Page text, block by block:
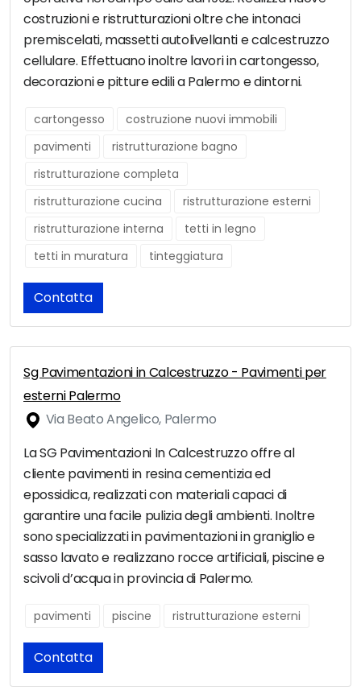
costruzioni e ristrutturazioni oltre che intonaci
premiscelati, massetti autolivellanti e calcestruzzo
cellulare. Effettuano inoltre lavori in cartongesso,
decorazioni e pitture edili a Palermo e dintorni.
cartongesso
costruzione nuovi immobili
pavimenti
ristrutturazione bagno
ristrutturazione completa
ristrutturazione cucina
ristrutturazione esterni
ristrutturazione interna
tetti in legno
tetti in muratura
tinteggiatura
Contatta
Sg Pavimentazioni in Calcestruzzo - Pavimenti per
esterni Palermo
Via Beato Angelico, Palermo
La SG Pavimentazioni In Calcestruzzo offre al
cliente pavimenti in resina cementizia ed
epossidica, realizzati con materiali capaci di
garantire una facile pulizia degli ambienti. Inoltre
sono specializzati in pavimentazioni in graniglio e
sasso lavato e realizzano rocce artificiali, piscine e
scivoli d’acqua in provincia di Palermo.
pavimenti piscine ristrutturazione esterni
Contatta